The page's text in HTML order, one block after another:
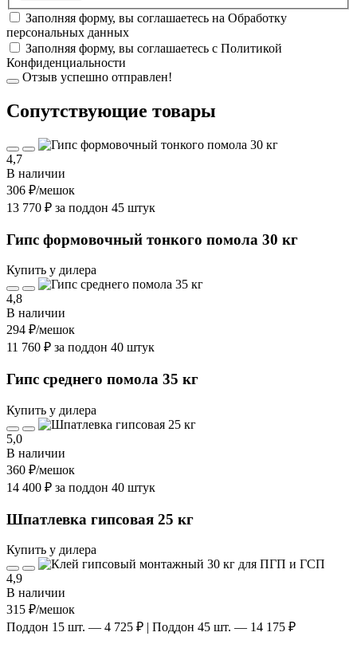
Заполняя форму, вы соглашаетесь на Обработку
персональных данных
Заполняя форму, вы соглашаетесь с Политикой
Конфиденциальности
Отзыв успешно отправлен!
Cопутствующие товары
4,7
В наличии
306 ₽/мешок
13 770 ₽ за поддон 45 штук
Гипс формовочный тонкого помола 30 кг
Купить у дилера
4,8
В наличии
294 ₽/мешок
11 760 ₽ за поддон 40 штук
Гипс среднего помола 35 кг
Купить у дилера
5,0
В наличии
360 ₽/мешок
14 400 ₽ за поддон 40 штук
Шпатлевка гипсовая 25 кг
Купить у дилера
4,9
В наличии
315 ₽/мешок
Поддон 15 шт. — 4 725 ₽ | Поддон 45 шт. — 14 175 ₽